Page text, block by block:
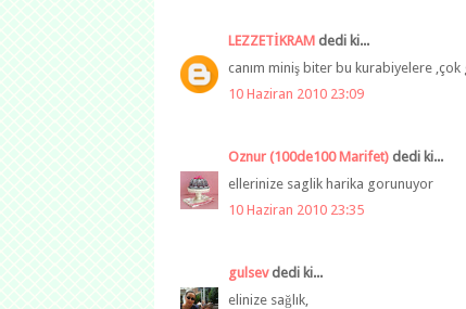
LEZZETİKRAM dedi ki...
canım miniş biter bu kurabiyelere
10 Haziran 2010 23:09
Oznur (100de100 Marifet) dedi ki...
ellerinize saglik harika gorunuyor
10 Haziran 2010 23:35
gulsevdedi ki...
elinize sağlık,